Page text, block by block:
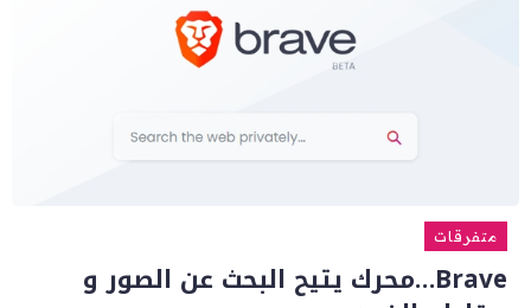
متفرقات
Brave…محرك يتيح البحث عن الصور و